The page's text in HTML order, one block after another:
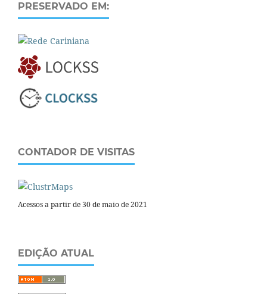
PRESERVADO EM:
CONTADOR DE VISITAS
Acessos a partir de 30 de maio de 2021
EDIÇÃO ATUAL